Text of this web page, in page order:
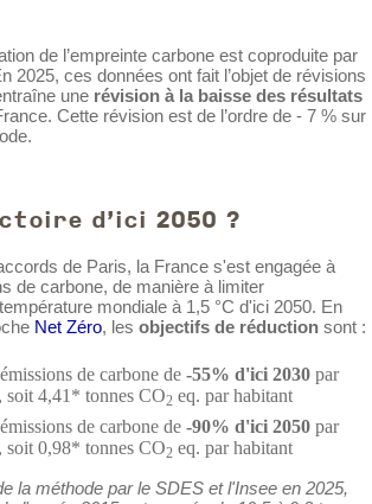
de l’empreinte carbone est coproduite par
2025, ces données ont fait l’objet de révisions
une révision à la baisse des résultats
Cette révision est de l’ordre de - 7 % sur
d'ici 2050 ?
de Paris, la France s'est engagée à
de carbone, de manière à limiter
mondiale à 1,5 °C d'ici 2050. En
Net Zéro, les objectifs de réduction sont :
de carbone de -55% d'ici 2030 par
soit 4,41* tonnes CO2 eq. par habitant
de carbone de -90% d'ici 2050 par
soit 0,98* tonnes CO2 eq. par habitant
la méthode par le SDES et l'Insee en 2025,